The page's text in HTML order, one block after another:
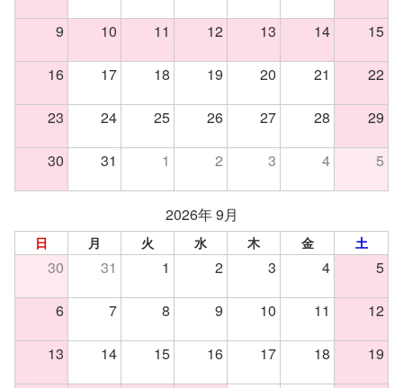
9 10 11 12 13 14 15
16 17 18 19 20 21 22
23 24 25 26 27 28 29
30 31 1 2 3 4 5
2026年 9月
日 月 火 水 木 金 土
30 31 1 2 3 4 5
6 7 8 9 10 11 12
13 14 15 16 17 18 19